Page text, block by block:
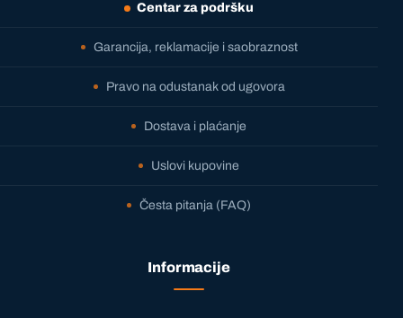
Centar za podršku
Garancija, reklamacije i saobraznost
Pravo na odustanak od ugovora
Dostava i plaćanje
Uslovi kupovine
Česta pitanja (FAQ)
Informacije